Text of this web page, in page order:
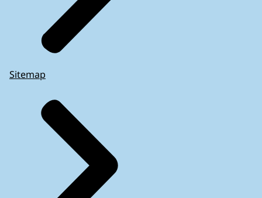
Sitemap